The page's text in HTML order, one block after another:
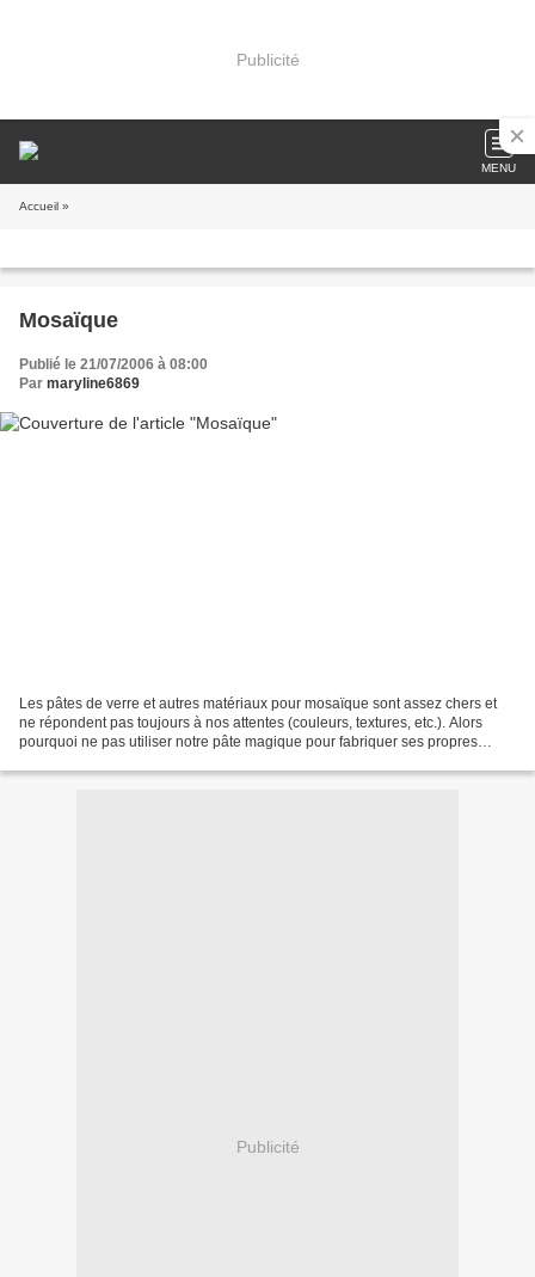
Publicité
MENU
Accueil »
Mosaïque
Publié le 21/07/2006 à 08:00
Par maryline6869
Les pâtes de verre et autres matériaux pour mosaïque sont assez chers et
ne répondent pas toujours à nos attentes (couleurs, textures, etc.). Alors
pourquoi ne pas utiliser notre pâte magique pour fabriquer ses propres
Publicité